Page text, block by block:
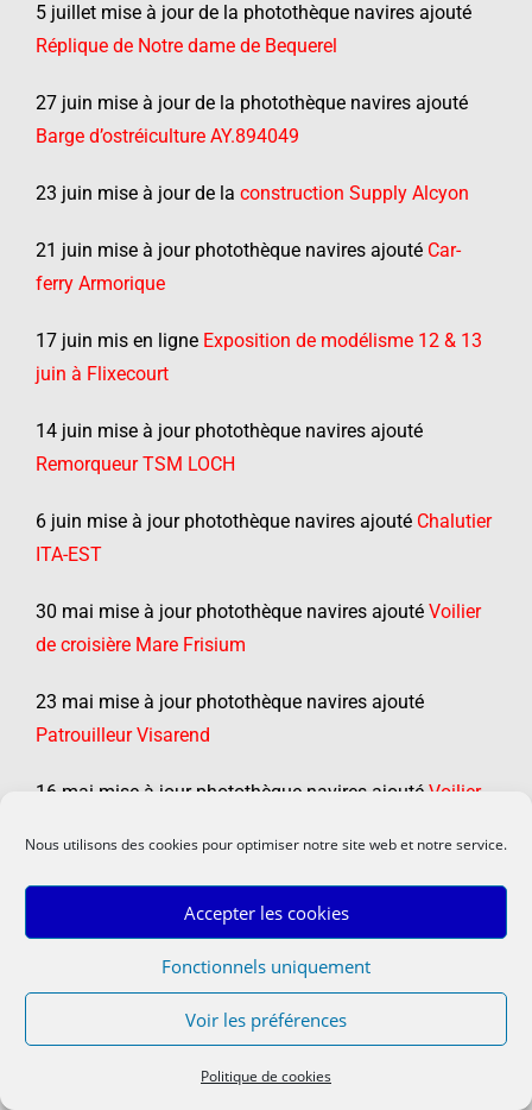
Nous utilisons des cookies pour optimiser notre site web et notre service.
Accepter les cookies
Fonctionnels uniquement
Voir les préférences
Politique de cookies
5 juillet mise à jour de la photothèque navires ajouté
Réplique de Notre dame de Bequerel
27 juin mise à jour de la photothèque navires ajouté
Barge d’ostréiculture AY.894049
23 juin mise à jour de la construction Supply Alcyon
21 juin mise à jour photothèque navires ajouté Car-
ferry Armorique
17 juin mis en ligne Exposition de modélisme 12 & 13
juin à Flixecourt
14 juin mise à jour photothèque navires ajouté
Remorqueur TSM LOCH
6 juin mise à jour photothèque navires ajouté Chalutier
ITA-EST
30 mai mise à jour photothèque navires ajouté Voilier
de croisière Mare Frisium
23 mai mise à jour photothèque navires ajouté
Patrouilleur Visarend
16 mai mise à jour photothèque navires ajouté Voilier
10 mai mise à jour photothèque navires ajouté photos
Vedette SNS 077 Notre-Dame du Risban
9 mai mise à jour photothèque navires ajouté